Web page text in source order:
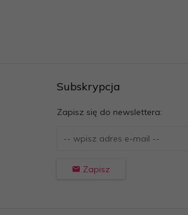
Subskrypcja
Zapisz się do newslettera:
Zapisz